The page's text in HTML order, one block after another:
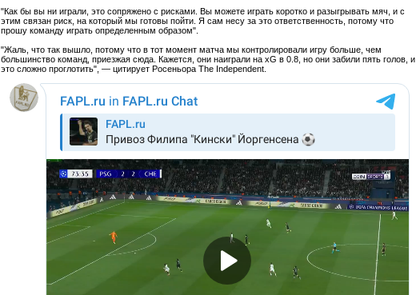
"Как бы вы ни играли, это сопряжено с рисками. Вы можете играть коротко и разыгрывать мяч, и с
этим связан риск, на который мы готовы пойти. Я сам несу за это ответственность, потому что
прошу команду играть определенным образом".
"Жаль, что так вышло, потому что в тот момент матча мы контролировали игру больше, чем
большинство команд, приезжая сюда. Кажется, они наиграли на xG в 0.8, но они забили пять голов, и
это сложно проглотить", — цитирует Росеньора The Independent.